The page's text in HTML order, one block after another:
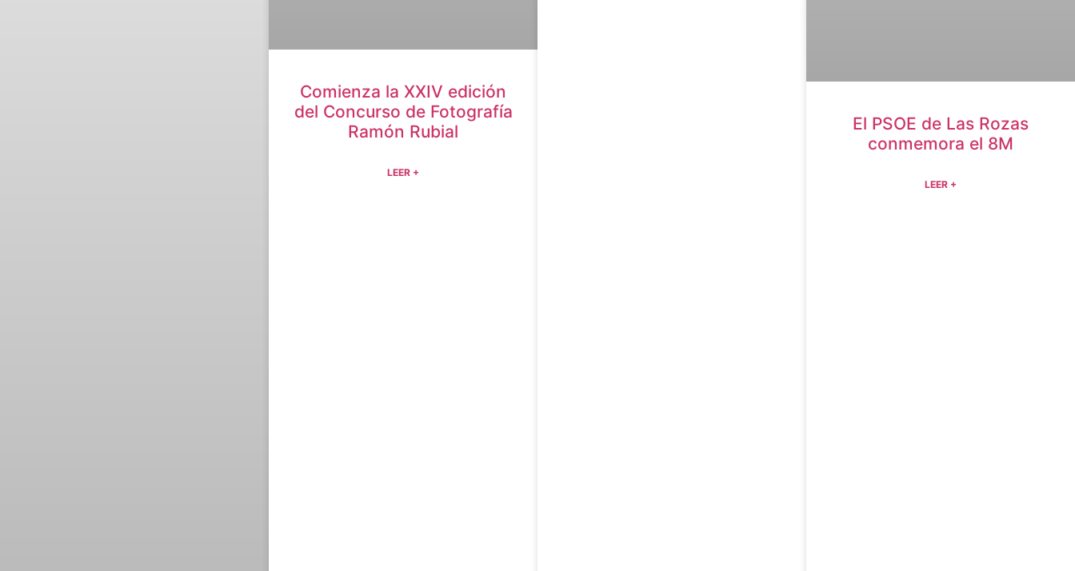
Comienza la XXIV edición
del Concurso de Fotografía
Ramón Rubial
LEER +
El PSOE de Las Rozas
conmemora el 8M
LEER +